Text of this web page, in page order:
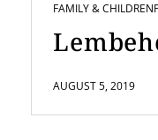
FAMILY & CHILDREN
AUGUST 5, 2019